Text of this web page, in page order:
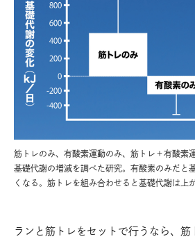
筋トレのみ、有酸素運動のみ、筋トレ＋有酸素
基礎代謝の増減を調べた研究。有酸素のみだと
くなる。筋トレを組み合わせると基礎代謝は上
ランと筋トレをセットで行うなら、筋